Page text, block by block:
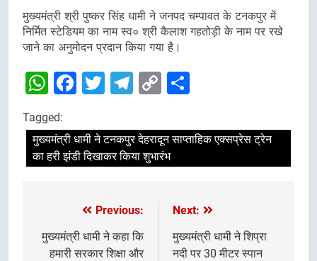
मुख्यमंत्री श्री पुष्कर सिंह धामी ने जनपद चम्पावत के टनकपुर में
निर्मित स्टेडियम का नाम स्व० श्री कैलाश गहतोड़ी के नाम पर रखे
जाने का अनुमोदन प्रदान किया गया है।
WhatsApp
Facebook
Twitter
Telegram
Copy
Tagged:
मुख्यमंत्री धामी ने टनकपुर देहरादून साप्ताहिक एक्सप्रेस ट्रेन
का हरी झंडी दिखाकर किया शुभारंभ
navigation
Previous:
मुख्यमंत्री धामी ने कहा कि
हमारी सरकार शिक्षा और
Next:
मुख्यमंत्री धामी ने शिप्रा
नदी पर 30 मीटर स्पान